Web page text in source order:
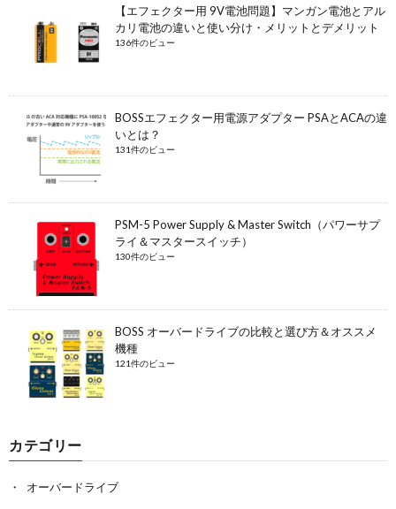
【エフェクター用 9V電池問題】マンガン電池とアル
カリ電池の違いと使い分け・メリットとデメリット
136件のビュー
BOSSエフェクター用電源アダプター PSAとACAの違
いとは？
131件のビュー
PSM-5 Power Supply & Master Switch（パワーサプ
ライ＆マスタースイッチ）
130件のビュー
BOSS オーバードライブの比較と選び方＆オススメ
機種
121件のビュー
カテゴリー
オーバードライブ